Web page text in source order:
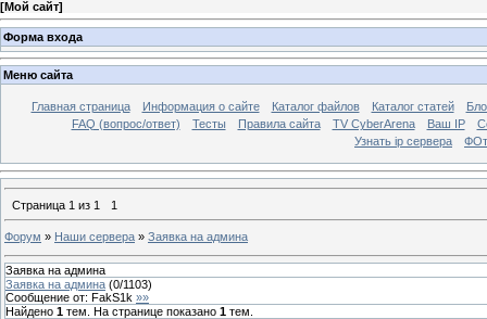
[Мой сайт]
Форма входа
Меню сайта
Главная страница Информация о сайте Каталог файлов Каталог статей
FAQ (вопрос/ответ)
Тесты Правила сайта TV CyberArena Ваш IP
Узнать ip сервера
Страница 1 из 1 1
Форум » Наши сервера » Заявка на админа
Заявка на админа
Заявка на админа (0/1103)
Сообщение от: FakS1k »»
Найдено 1 тем. На странице показано 1 тем.